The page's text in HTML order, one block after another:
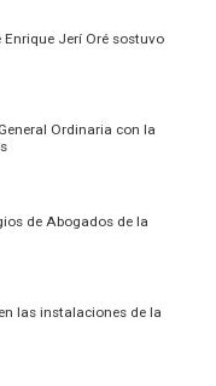
Enrique Jerí Oré sostuvo
Ordinaria con la
de Abogados de la
las instalaciones de la